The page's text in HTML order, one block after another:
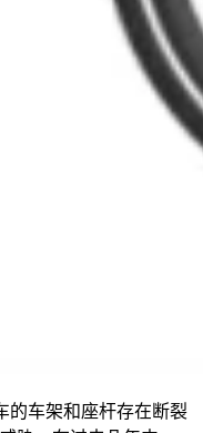
的车架和座杆存在断裂